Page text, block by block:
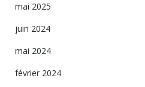
mai 2025
juin 2024
mai 2024
février 2024